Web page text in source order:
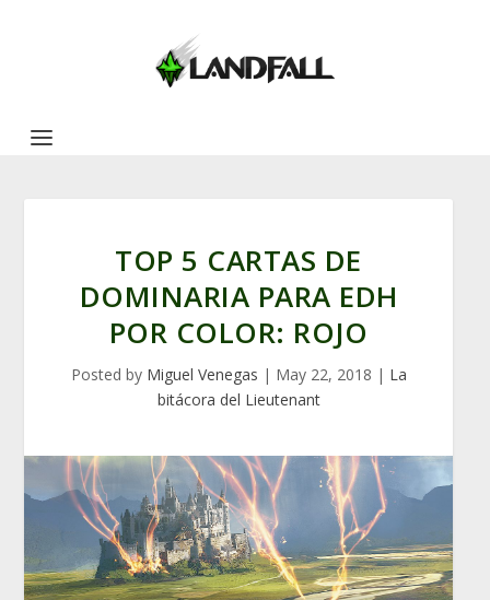
TOP 5 CARTAS DE
DOMINARIA PARA EDH
POR COLOR: ROJO
Posted by Miguel Venegas | May 22, 2018 | La
bitácora del Lieutenant